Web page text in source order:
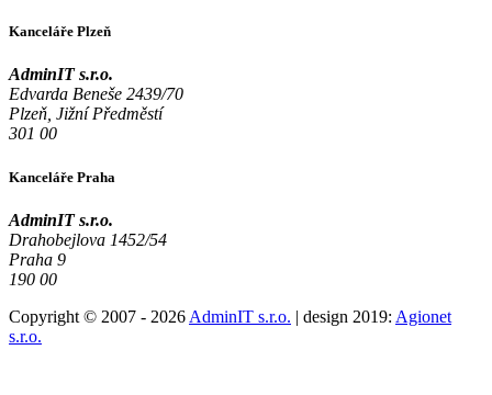
Kanceláře Plzeň
AdminIT s.r.o.
Edvarda Beneše 2439/70
Plzeň, Jižní Předměstí
301 00
Kanceláře Praha
AdminIT s.r.o.
Drahobejlova 1452/54
Praha 9
190 00
Copyright © 2007 - 2026 AdminIT s.r.o. | design 2019: Agionet
s.r.o.